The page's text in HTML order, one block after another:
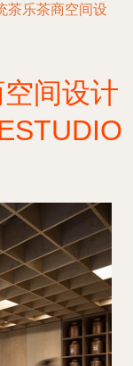
茶乐茶商空间设
间设计